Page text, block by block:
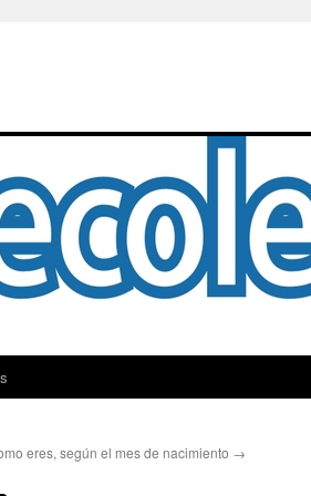
eres, según el mes de nacimiento →